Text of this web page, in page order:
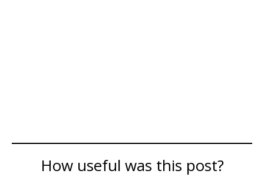
How useful was this post?